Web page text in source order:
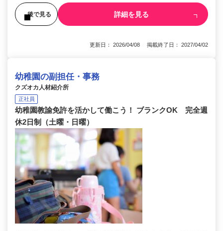
後で見る 詳細を見る
更新日： 2026/04/08 掲載終了日： 2027/04/02
幼稚園の副担任・事務
クズオカ人材紹介所
正社員
幼稚園教諭免許を活かして働こう！ ブランクOK 完全週
休2日制（土曜・日曜）